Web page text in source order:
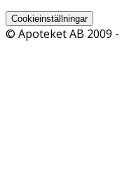
Cookieinställningar
© Apoteket AB 2009 -